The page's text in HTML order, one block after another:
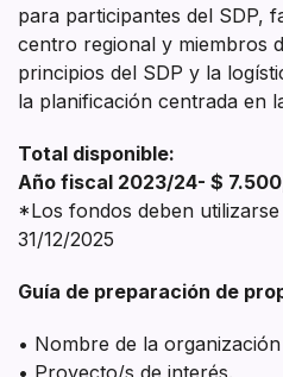
para participantes del SDP,
centro regional y miembros
principios del SDP y la
la planificación centrada en
Total disponible:
Año fiscal 2023/24- $
*Los fondos deben
31/12/2025
Guía de preparación de
• Nombre de la
• Proyecto/s de interés.